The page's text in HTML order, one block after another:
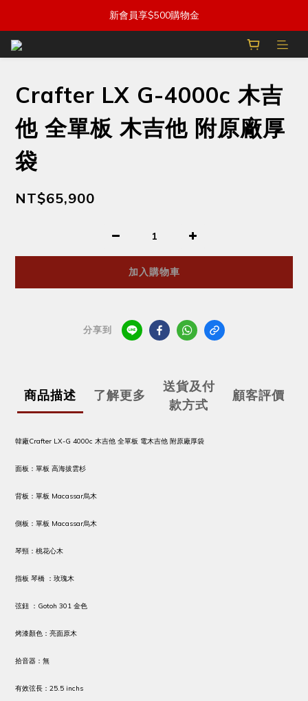
新會員享$500購物金
Crafter LX G-4000c 木吉
他 全單板 木吉他 附原廠厚
袋
NT$65,900
加入購物車
分享到
商品描述 了解更多
送貨及付
款方式
顧客評價
韓廠Crafter LX-G 4000c 木吉他 全單板 電木吉他 附原廠厚袋
面板：單板 高海拔雲杉
背板：單板 Macassar烏木
側板：單板 Macassar烏木
琴頸：桃花心木
指板 琴橋 ：玫瑰木
弦鈕 ：Gotoh 301 金色
烤漆顏色：亮面原木
拾音器：無
有效弦長：25.5 inchs